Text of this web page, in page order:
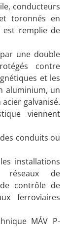
conducteurs
toronnés en
est remplie de
une double
contre
et les
aluminium, un
galvanisé.
viennent
conduits ou
installations
de
contrôle de
ferroviaires
MÁV P-